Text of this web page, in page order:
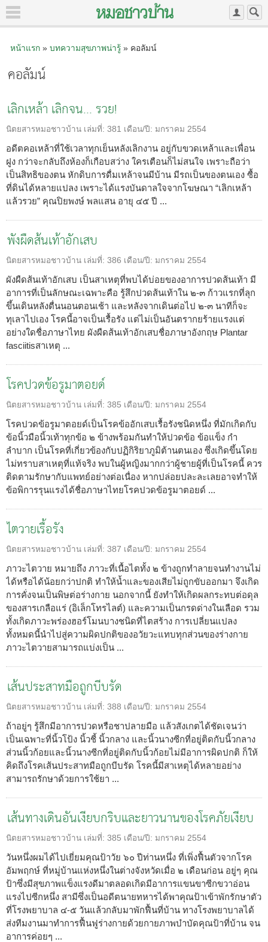
หน้าแรก» บทความสุขภาพน่ารู้» คอลัมน์
คอลัมน์
เลิกเหล้า เลิกจน... รวย!
นิตยสารหมอชาวบ้าน เล่มที่: 381 เดือน/ปี: มกราคม 2554
อดีตคอเหล้าที่ใช้เวลาทุกเย็นหลังเลิกงาน อยู่กับขวดเหล้าและเพื่อน
ฝูง กว่าจะกลับถึงห้องก็เกือบสว่าง ใครเตือนก็ไม่สนใจ เพราะถือว่า
เป็นสิทธิของตน หักดิบการดื่มเหล้าจนมีบ้าน มีรถเป็นของตนเอง ซื้อ
ที่ดินได้หลายแปลง เพราะได้แรงบันดาลใจจากโฆษณา “เลิกเหล้า
แล้วรวย” คุณปิยพงษ์ พลแสน อายุ ๔๕ ปี ...
พังผืดส้นเท้าอักเสบ
นิตยสารหมอชาวบ้าน เล่มที่: 386 เดือน/ปี: มกราคม 2554
ผังผืดส้นเท้าอักเสบ เป็นสาเหตุที่พบได้บ่อยของอาการปวดส้นเท้า มี
อาการที่เป็นลักษณะเฉพาะคือ รู้สึกปวดส้นเท้าใน ๒-๓ ก้าวแรกที่ลุก
ขึ้นเดินหลังตื่นนอนตอนเช้า และหลังจากเดินต่อไป ๒-๓ นาทีก็จะ
ทุเลาไปเอง โรคนี้อาจเป็นเรื้อรัง แต่ไม่เป็นอันตรากยร้ายแรงแต่
อย่างใดชื่อภาษาไทย ผังผืดส้นเท้าอักเสบชื่อภาษาอังกฤษ Plantar
fasciitisสาเหตุ ...
โรคปวดข้อรูมาตอยด์
นิตยสารหมอชาวบ้าน เล่มที่: 385 เดือน/ปี: มกราคม 2554
โรคปวดข้อรูมาตอยด์เป็นโรคข้ออักเสบเรื้อรังชนิดหนึ่ง ที่มักเกิดกับ
ข้อนิ้วมือนิ้วเท้าทุกข้อ ๒ ข้างพร้อมกันทำให้ปวดข้อ ข้อแข็ง กำ
ลำบาก เป็นโรคที่เกี่ยวข้องกับปฏิกิริยาภูมิต้านตนเอง ซึ่งเกิดขึ้นโดย
ไม่ทราบสาเหตุที่แท้จริง พบในผู้หญิงมากกว่าผู้ชายผู้ที่เป็นโรคนี้ ควร
ติดตามรักษากับแพทย์อย่างต่อเนื่อง หากปล่อยปละละเลยอาจทำให้
ข้อพิการรุนแรงได้ชื่อภาษาไทยโรคปวดข้อรูมาตอยด์ ...
ไตวายเรื้อรัง
นิตยสารหมอชาวบ้าน เล่มที่: 387 เดือน/ปี: มกราคม 2554
ภาวะไตวาย หมายถึง ภาวะที่เนื้อไตทั้ง ๒ ข้างถูกทำลายจนทำงานไม่
ได้หรือได้น้อยกว่าปกติ ทำให้น้ำและของเสียไม่ถูกขับออกมา จึงเกิด
การคั่งจนเป็นพิษต่อร่างกาย นอกจากนี้ ยังทำให้เกิดผลกระทบต่อดุล
ของสารเกลือแร่ (อิเล็กโทรไลต์) และความเป็นกรดด่างในเลือด รวม
ทั้งเกิดภาวะพร่องฮอร์โมนบางชนิดที่ไตสร้าง การเปลี่ยนแปลง
ทั้งหมดนี้นำไปสู่ความผิดปกติของอวัยวะแทบทุกส่วนของร่างกาย
ภาวะไตวายสามารถแบ่งเป็น ...
เส้นประสาทมือถูกบีบรัด
นิตยสารหมอชาวบ้าน เล่มที่: 388 เดือน/ปี: มกราคม 2554
ถ้าอยู่ๆ รู้สึกมีอาการปวดหรือชาปลายมือ แล้วสังเกตได้ชัดเจนว่า
เป็นเฉพาะที่นิ้วโป้ง นิ้วชี้ นิ้วกลาง และนิ้วนางซีกที่อยู่ติดกับนิ้วกลาง
ส่วนนิ้วก้อยและนิ้วนางซีกที่อยู่ติดกับนิ้วก้อยไม่มีอาการผิดปกติ ก็ให้
คิดถึงโรคเส้นประสาทมือถูกบีบรัด โรคนี้มีสาเหตุได้หลายอย่าง
สามารถรักษาด้วยการใช้ยา ...
เส้นทางเดินอันเงียบกริบและยาวนานของโรคภัยเงียบ
นิตยสารหมอชาวบ้าน เล่มที่: 385 เดือน/ปี: มกราคม 2554
วันหนึ่งผมได้ไปเยี่ยมคุณป้าวัย ๖๐ ปีท่านหนึ่ง ที่เพิ่งฟื้นตัวจากโรค
อัมพฤกษ์ ที่หมู่บ้านแห่งหนึ่งในต่างจังหวัดเมื่อ ๒ เดือนก่อน อยู่ๆ คุณ
ป้าซึ่งมีสุขภาพแข็งแรงดีมาตลอดเกิดมีอาการแขนขาซีกขวาอ่อน
แรงไปซีกหนึ่ง สามีซึ่งเป็นอดีตนายทหารได้พาคุณป้าเข้าพักรักษาตัว
ที่โรงพยาบาล ๔-๕ วันแล้วกลับมาพักฟื้นที่บ้าน ทางโรงพยาบาลได้
ส่งทีมงานมาทำการฟื้นฟูร่างกายด้วยกายภาพบำบัดคุณป้าที่บ้าน จน
อาการค่อยๆ ...